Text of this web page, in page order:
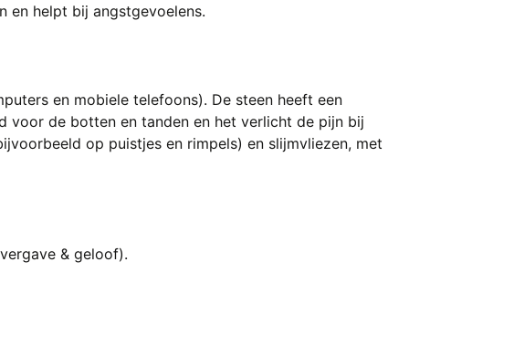
en helpt bij angstgevoelens.
en mobiele telefoons). De steen heeft een
voor de botten en tanden en het verlicht de pijn bij
op puistjes en rimpels) en slijmvliezen, met
& geloof).